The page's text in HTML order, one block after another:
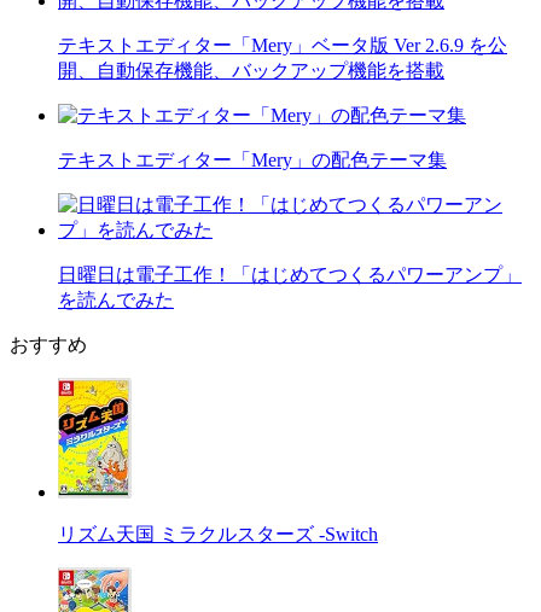
テキストエディター「Mery」ベータ版 Ver 2.6.9 を公
開、自動保存機能、バックアップ機能を搭載
テキストエディター「Mery」の配色テーマ集
日曜日は電子工作！「はじめてつくるパワーアンプ」
を読んでみた
おすすめ
リズム天国 ミラクルスターズ -Switch